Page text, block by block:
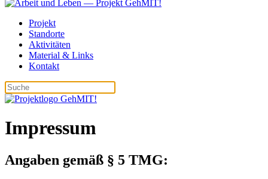
Projekt
Standorte
Aktivitäten
Material & Links
Kontakt
Impressum
Angaben gemäß § 5 TMG: